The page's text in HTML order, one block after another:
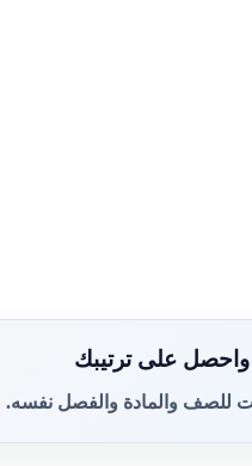
على ترتيبك
للصف والمادة والفصل نفسه.